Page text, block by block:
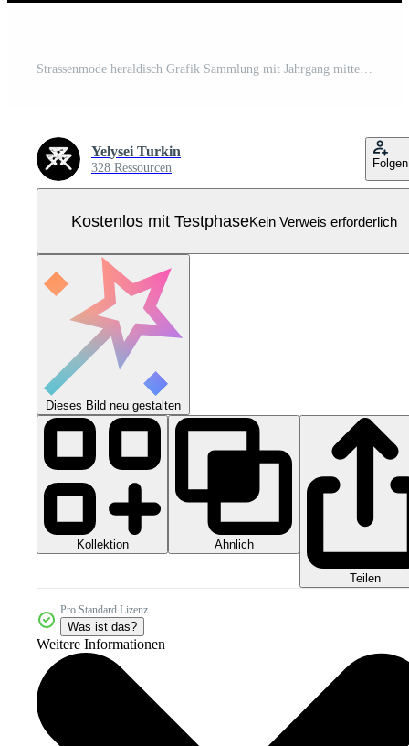
Strassenmode heraldisch Grafik Sammlung mit Jahrgang mittelalterlich Schilde und Biester Pro Vektor
Yelysei Turkin
328 Ressourcen Folgen
Kostenlos mit TestphaseKein Verweis erforderlich
Dieses Bild neu gestalten
Kollektion Ähnlich
Teilen
Pro Standard Lizenz
Was ist das?
Weitere Informationen